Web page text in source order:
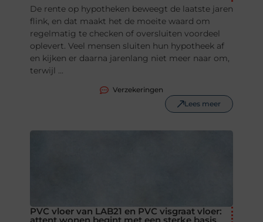
De rente op hypotheken beweegt de laatste jaren
flink, en dat maakt het de moeite waard om
regelmatig te checken of oversluiten voordeel
oplevert. Veel mensen sluiten hun hypotheek af
en kijken er daarna jarenlang niet meer naar om,
terwijl ...
Verzekeringen
Lees meer
PVC vloer van LAB21 en PVC visgraat vloer: